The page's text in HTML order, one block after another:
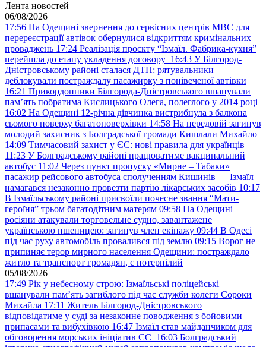
Лента новостей
06/08/2026
17:56 На Одещині звернення до сервісних центрів МВС для
перереєстрації автівок обернулися відкриттям кримінальних
проваджень 17:24 Реалізація проєкту “Ізмаїл. Фабрика-кухня”
перейшла до етапу укладення договору 16:43 У Білгород-
Дністровському районі сталася ДТП: рятувальники
деблокували постраждалу пасажирку з понівеченої автівки
16:21 Прикордонники Білгорода-Дністровського вшанували
пам’ять побратима Кислицького Олега, полеглого у 2014 році
16:02 На Одещині 12-річна дівчинка вистрибнула з балкона
сьомого поверху багатоповерхівки 14:58 На передовій загинув
молодий захисник з Болградської громади Кишлали Михайло
14:09 Тимчасовий захист у ЄС: нові правила для українців
11:23 У Болградському районі працюватиме вакцинальний
автобус 11:02 Через пункт пропуску «Мирне – Табаки»
пасажир рейсового автобуса сполученням Кишинів — Ізмаїл
намагався незаконно провезти партію лікарських засобів 10:17
В Ізмаїльському районі присвоїли почесне звання “Мати-
героїня” трьом багатодітним матерям 09:58 На Одещині
росіяни атакували торговельне судно, завантажене
українською пшеницею: загинув член екіпажу 09:44 В Одесі
під час руху автомобіль провалився під землю 09:15 Ворог не
припиняє терор мирного населення Одещини: постраждало
житло та транспорт громадян, є потерпілий
05/08/2026
17:49 Рік у небесному строю: Ізмаїльські поліцейські
вшанували пам’ять загиблого під час служби колеги Сороки
Михайла 17:11 Житель Білгород-Дністровського
відповідатиме у суді за незаконне поводження з бойовими
припасами та вибухівкою 16:47 Ізмаїл став майданчиком для
обговорення морських ініціатив ЄС 16:03 Болградський